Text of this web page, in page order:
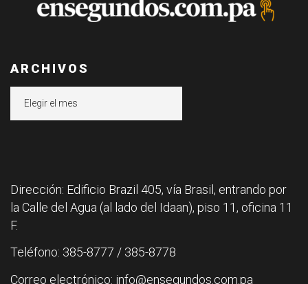
ARCHIVOS
Dirección: Edificio Brazil 405, vía Brasil, entrando por
la Calle del Agua (al lado del Idaan), piso 11, oficina 11
F.
Teléfono: 385-8777 / 385-8778
Correo electrónico: info@ensegundos.com.pa